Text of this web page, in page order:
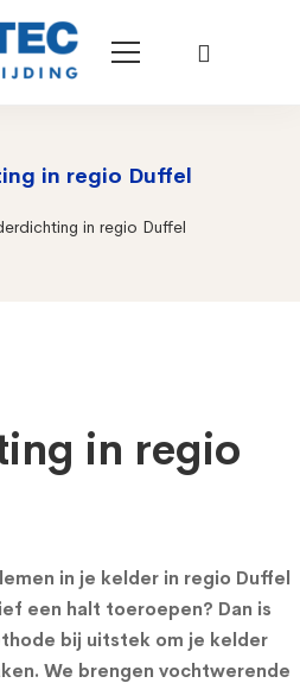
in regio Duffel
in regio Duffel
in regio
in je kelder in regio Duffel
een halt toeroepen? Dan is
bij uitstek om je kelder
We brengen vochtwerende